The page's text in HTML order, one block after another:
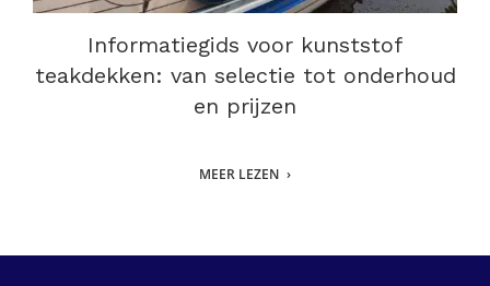
Informatiegids voor kunststof
teakdekken: van selectie tot onderhoud
en prijzen
MEER LEZEN